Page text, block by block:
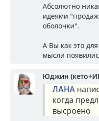
Абсолютно
идеями
оболочки".
А Вы как это
мысли
Юджин
ЛАНА
когда
высроено